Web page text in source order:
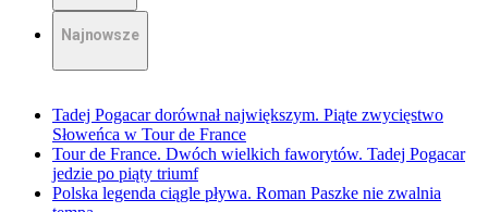
Najnowsze
Tadej Pogacar dorównał największym. Piąte zwycięstwo
Słoweńca w Tour de France
Tour de France. Dwóch wielkich faworytów. Tadej Pogacar
jedzie po piąty triumf
Polska legenda ciągle pływa. Roman Paszke nie zwalnia